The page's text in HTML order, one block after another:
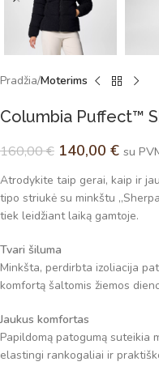
Pradžia Moterims
Columbia Puffect™
160,00€ 140,00 € su
Atrodykite taip gerai, kaip ir
tipo striukė su minkštu
tiek leidžiant laiką gamtoje.
Tvari šiluma
Minkšta, perdirbta izoliacija
komfortą šaltomis žiemos
Jaukus komfortas
Papildomą patogumą suteikia
elastingi rankogaliai ir